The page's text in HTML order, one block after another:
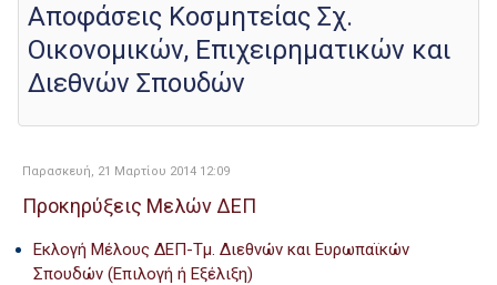
Αποφάσεις Κοσμητείας Σχ.
Οικονομικών, Επιχειρηματικών και
Διεθνών Σπουδών
Παρασκευή, 21 Μαρτίου 2014 12:09
Προκηρύξεις Μελών ΔΕΠ
Εκλογή Μέλους ΔΕΠ-Τμ. Διεθνών και Ευρωπαϊκών
Σπουδών (Επιλογή ή Εξέλιξη)